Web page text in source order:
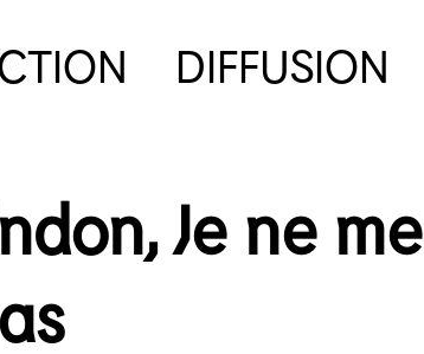
DIFFUSION
Je ne me